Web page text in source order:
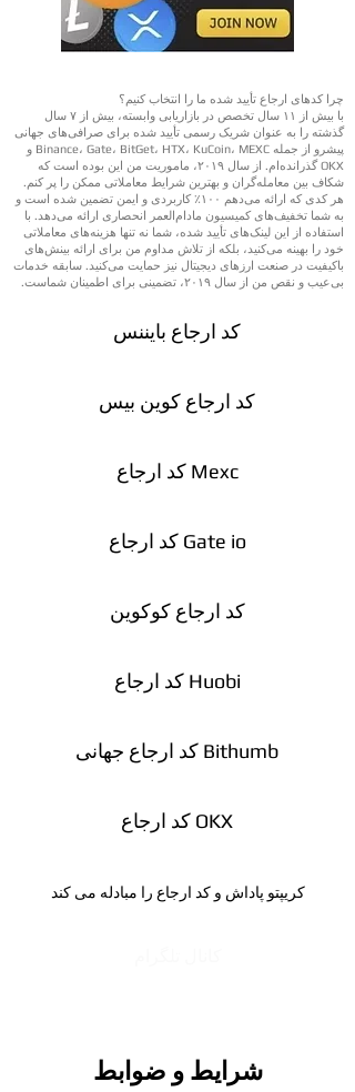
چرا کدهای ارجاع تأیید شده ما را انتخاب کنیم؟
با بیش از ۱۱ سال تخصص در بازاریابی وابسته، بیش از ۷ سال
گذشته را به عنوان شریک رسمی تأیید شده برای صرافی‌های جهانی
پیشرو از جمله Binance، Gate، BitGet، HTX، KuCoin، MEXC و
OKX گذرانده‌ام. از سال ۲۰۱۹، ماموریت من این بوده است که
شکاف بین معامله‌گران و بهترین شرایط معاملاتی ممکن را پر کنم.
هر کدی که ارائه می‌دهم ۱۰۰٪ کاربردی و ایمن تضمین شده است و
به شما تخفیف‌های کمیسیون مادام‌العمر انحصاری ارائه می‌دهد. با
استفاده از این لینک‌های تأیید شده، شما نه تنها هزینه‌های معاملاتی
خود را بهینه می‌کنید، بلکه از تلاش مداوم من برای ارائه بینش‌های
باکیفیت در صنعت ارزهای دیجیتال نیز حمایت می‌کنید. سابقه خدمات
بی‌عیب و نقص من از سال ۲۰۱۹، تضمینی برای اطمینان شماست.
کد ارجاع بایننس
کد ارجاع کوین بیس
کد ارجاع Mexc
کد ارجاع Gate io
کد ارجاع کوکوین
کد ارجاع Huobi
کد ارجاع جهانی Bithumb
کد ارجاع OKX
کریپتو پاداش و کد ارجاع را مبادله می کند
شرایط و ضوابط